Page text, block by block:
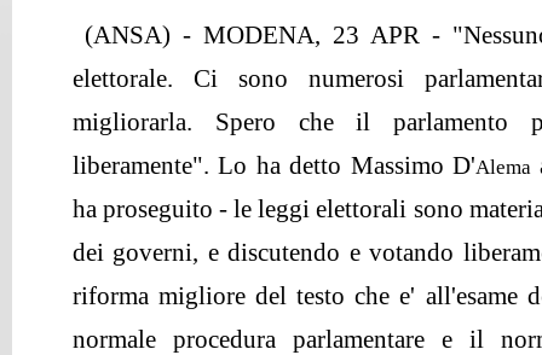
(ANSA) - MODENA, 23 APR -
elettorale. Ci sono numerosi
migliorarla. Spero che il parlamento
liberamente". Lo ha detto Massimo D'Alema
ha proseguito - le leggi elettorali sono
dei governi, e discutendo e votando
riforma migliore del testo che e' all'esame
normale procedura parlamentare e il